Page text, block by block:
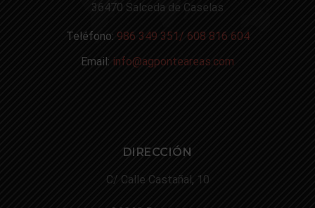
36470 Salceda de Caselas
Teléfono: 986 349 351/ 608 816 604
Email: info@agponteareas.com
DIRECCIÓN
C/ Calle Castañal, 10